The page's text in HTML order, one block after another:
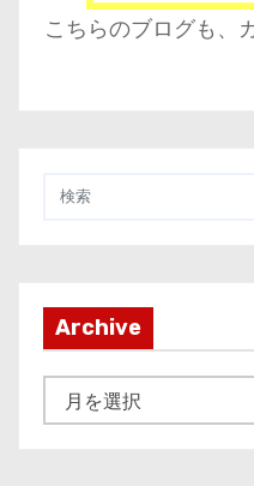
こちらのブログも、
Archive
r